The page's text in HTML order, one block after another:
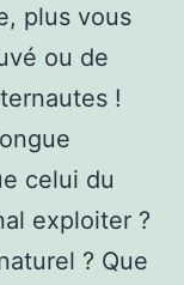
plus vous
ou de
!
celui du
exploiter ?
? Que